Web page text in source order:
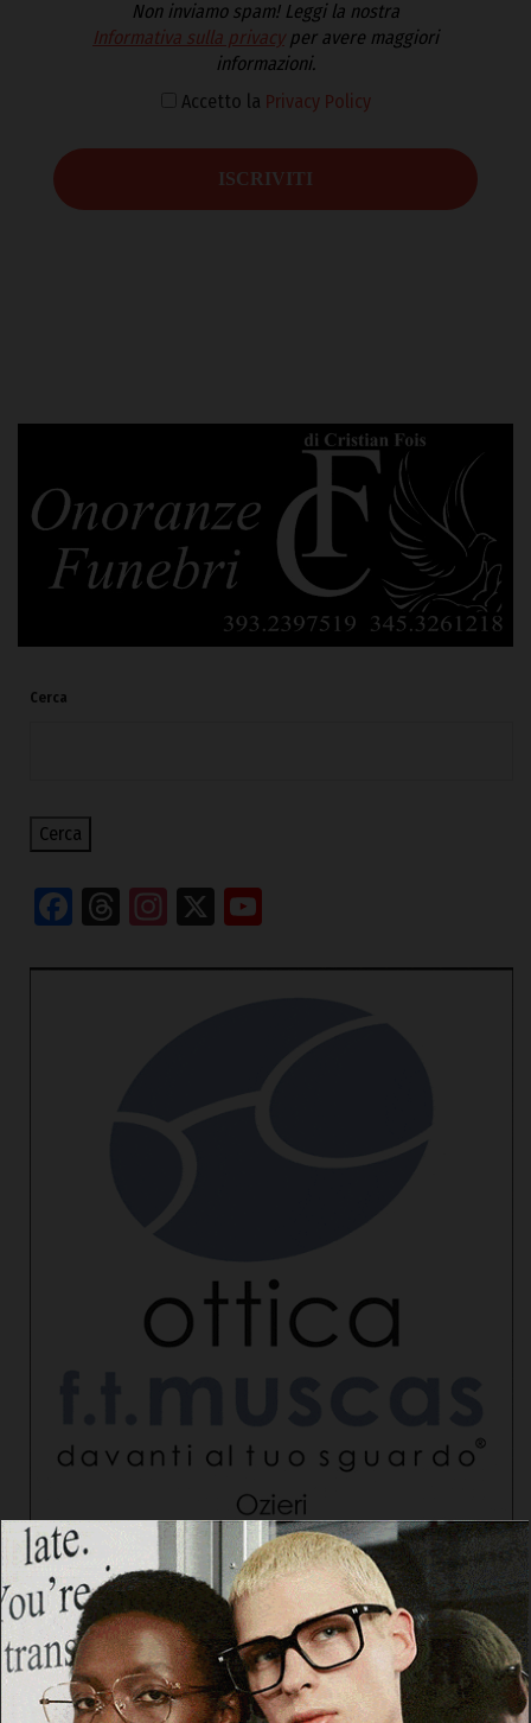
Non inviamo spam! Leggi la nostra
Informativa sulla privacyper avere maggiori
informazioni.
Accetto la Privacy Policy
Cerca
Cerca
Facebook
Threads
Instagram
X